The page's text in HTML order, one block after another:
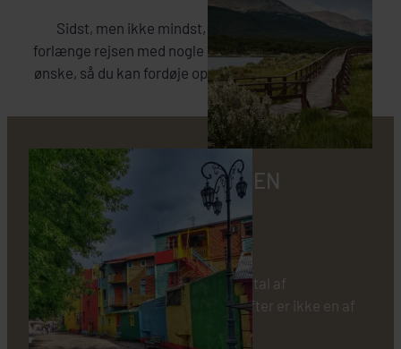
Sidst, men ikke mindst, får du mulighed for at
forlænge rejsen med nogle dage til et sted efter eget
ønske, så du kan fordøje oplevelserne på egen hånd.
HVAD ER INKLUDERET I EN
RUNDREJSE?
På en rundrejse får du serveret et utal af
overraskelser undervejs, men udgifter er ikke en af
dem.